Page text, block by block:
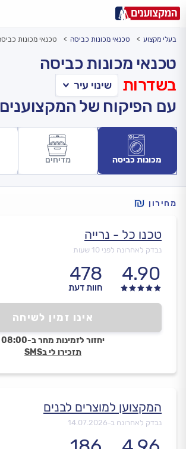
עיר: תל אביב, חיפה…
בעלי מקצוע טכנאי מכונות כביסה טכנאי מכונות
טכנאי מכונות כביסה
בשדרות
עם הפיקוח של המקצוענים
מכונות כביסה מדיחים
מחירון
טכנו כל - נרייה
נבדק לאחרונה לפני 10 שעות
4.90
478
חוות דעת
אינו זמין לשיחה
יחזור לזמינות מחר ב-08:00
תזכירו לי בSMS
המקצוען למוצרים לבנים
נבדק לאחרונה ב-14.07.2026